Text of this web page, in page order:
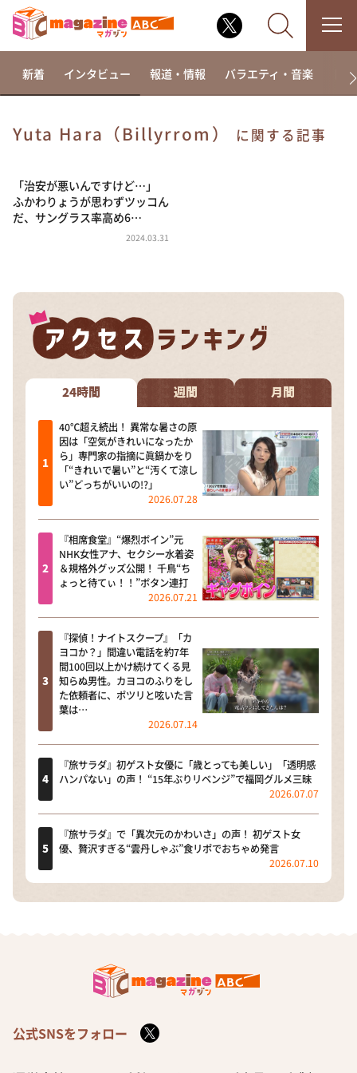
相席食堂
これ余談なんですけど・・・
～人生密着トークバラエティ！～ やすとものいたっ
河合＆A.B.C-Z塚田×福井アナ「なんでやねん！？」
（news おかえり）
DAIGOも台所 ～きょうの献立 何にする？～
本日はダイアンなり！シーズン２
朝だ！生です旅サラダ
教えて！ニュースライブ 正義のミカタ
ＬＩＦＥ～夢のカタチ～
新婚さんいらっしゃい！
ポツンと一軒家
ザキ山小屋本館
ぺこぱのまるスポ
新着 インタビュー 報道・情報 バラエティ・音楽 ド
Yuta Hara（Billyrrom） に関する記事
「治安が悪いんですけど…」
ふかわりょうが思わずツッコん
だ、サングラス率高め6…
2024.03.31
24時間 週間 月間
40℃超え続出！ 異常な暑さの原
因は「空気がきれいになったか
ら」専門家の指摘に眞鍋かをり
「“きれいで暑い”と“汚くて涼し
い”どっちがいいの!?」
2026.07.28
『相席食堂』“爆烈ボイン”元
NHK女性アナ、セクシー水着姿
＆規格外グッズ公開！ 千鳥“ち
ょっと待てぃ！！”ボタン連打
2026.07.21
『探偵！ナイトスクープ』「カ
ヨコか？」間違い電話を約7年
間100回以上かけ続けてくる見
知らぬ男性。カヨコのふりをし
た依頼者に、ポツリと呟いた言
葉は…
2026.07.14
『旅サラダ』初ゲスト女優に「歳とっても美しい」「透明感
ハンパない」の声！ “15年ぶりリベンジ”で福岡グルメ三昧
2026.07.07
『旅サラダ』で「異次元のかわいさ」の声！ 初ゲスト女
優、贅沢すぎる“雲丹しゃぶ”食リポでおちゃめ発言
2026.07.10
公式SNSをフォロー